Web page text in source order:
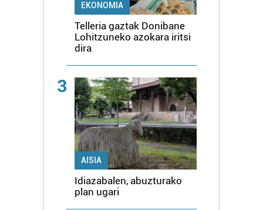
EKONOMIA
Telleria gaztak Donibane
Lohitzuneko azokara iritsi
dira
3
AISIA
Idiazabalen, abuzturako
plan ugari